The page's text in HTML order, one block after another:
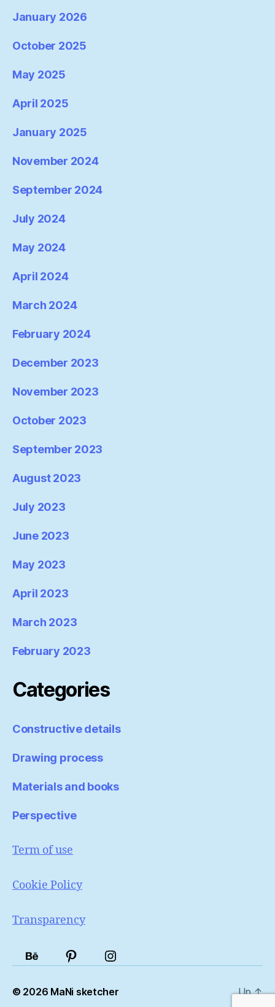
January 2026
October 2025
May 2025
April 2025
January 2025
November 2024
September 2024
July 2024
May 2024
April 2024
March 2024
February 2024
December 2023
November 2023
October 2023
September 2023
August 2023
July 2023
June 2023
May 2023
April 2023
March 2023
February 2023
Categories
Constructive details
Drawing process
Materials and books
Perspective
Term of use
Cookie Policy
Transparency
PortfólioPinterestInstagram
© 2026 MaNi sketcher Up↑